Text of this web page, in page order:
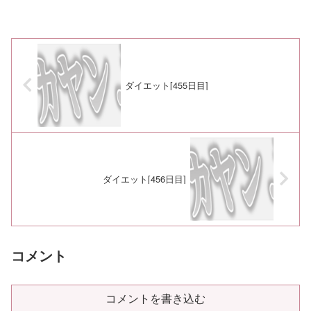
ダイエット[455日目]
ダイエット[456日目]
コメント
コメントを書き込む